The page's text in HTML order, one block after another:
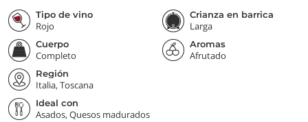
Tipo de vino
Rojo
Crianza en barrica
Larga
Cuerpo
Completo
Aromas
Afrutado
Región
Italia, Toscana
Ideal con
Asados, Quesos madurados